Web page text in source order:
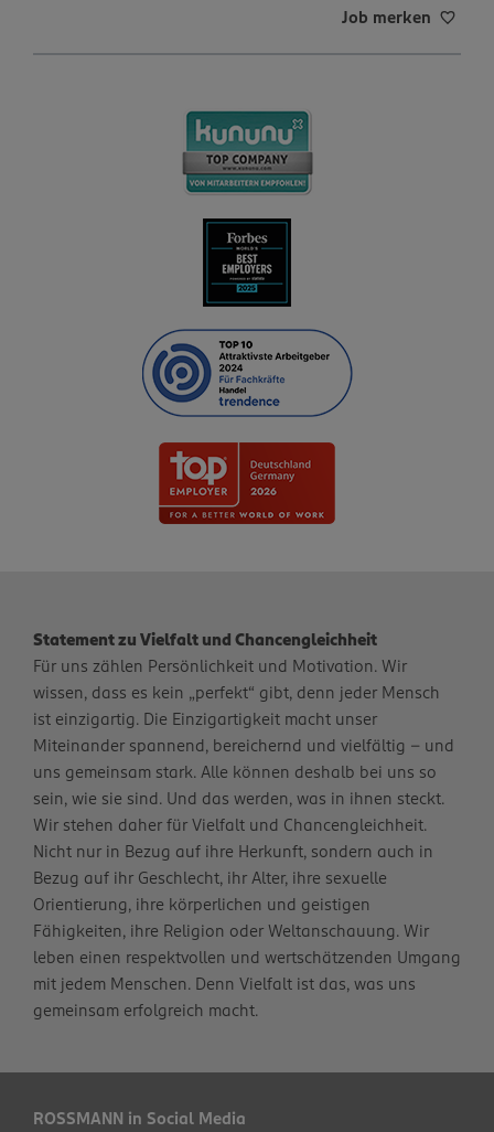
Job merken
Statement zu Vielfalt und Chancengleichheit
Für uns zählen Persönlichkeit und Motivation. Wir
wissen, dass es kein „perfekt“ gibt, denn jeder Mensch
ist einzigartig. Die Einzigartigkeit macht unser
Miteinander spannend, bereichernd und vielfältig – und
uns gemeinsam stark. Alle können deshalb bei uns so
sein, wie sie sind. Und das werden, was in ihnen steckt.
Wir stehen daher für Vielfalt und Chancengleichheit.
Nicht nur in Bezug auf ihre Herkunft, sondern auch in
Bezug auf ihr Geschlecht, ihr Alter, ihre sexuelle
Orientierung, ihre körperlichen und geistigen
Fähigkeiten, ihre Religion oder Weltanschauung. Wir
leben einen respektvollen und wertschätzenden Umgang
mit jedem Menschen. Denn Vielfalt ist das, was uns
gemeinsam erfolgreich macht.
ROSSMANN in Social Media